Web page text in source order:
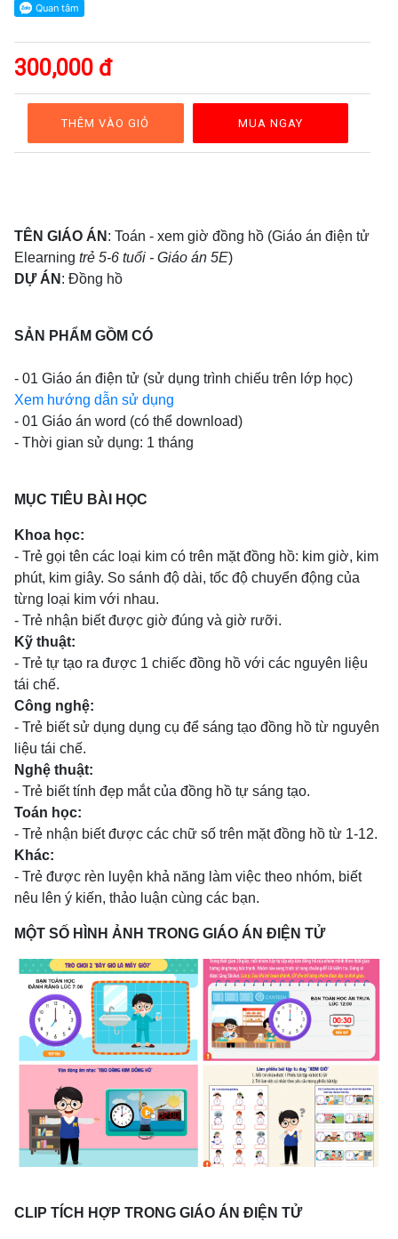
Kỹ
năng
sống
Mầm
non
Cộng
300,000 đ
THÊM VÀO GIỎ MUA NGAY
TÊN GIÁO ÁN : Toán - xem giờ đồng hồ (Giáo án điện tử
Elearning trẻ 5-6 tuổi - Giáo án 5E)
DỰ ÁN : Đồng hồ
SẢN PHẨM GỒM CÓ
- 01 Giáo án điện tử (sử dụng trình chiếu trên lớp học)
Xem hướng dẫn sử dụng
- 01 Giáo án word (có thể download)
- Thời gian sử dụng: 1 tháng
MỤC TIÊU BÀI HỌC
Khoa học:
- Trẻ gọi tên các loại kim có trên mặt đồng hồ: kim giờ, kim
phút, kim giây. So sánh độ dài, tốc độ chuyển động của
từng loại kim với nhau.
- Trẻ nhận biết được giờ đúng và giờ rưỡi.
Kỹ thuật:
- Trẻ tự tạo ra được 1 chiếc đồng hồ với các nguyên liệu
tái chế.
Công nghệ:
- Trẻ biết sử dụng dụng cụ để sáng tạo đồng hồ từ nguyên
liệu tái chế.
Nghệ thuật:
- Trẻ biết tính đẹp mắt của đồng hồ tự sáng tạo.
Toán học:
- Trẻ nhận biết được các chữ số trên mặt đồng hồ từ 1-12.
Khác:
- Trẻ được rèn luyện khả năng làm việc theo nhóm, biết
nêu lên ý kiến, thảo luận cùng các bạn.
MỘT SỐ HÌNH ẢNH TRONG GIÁO ÁN ĐIỆN TỬ
CLIP TÍCH HỢP TRONG GIÁO ÁN ĐIỆN TỬ